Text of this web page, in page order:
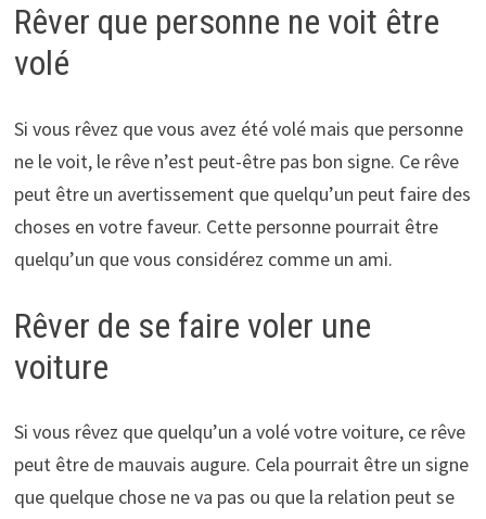
Rêver que personne ne voit être
volé
Si vous rêvez que vous avez été volé mais que personne
ne le voit, le rêve n’est peut-être pas bon signe. Ce rêve
peut être un avertissement que quelqu’un peut faire des
choses en votre faveur. Cette personne pourrait être
quelqu’un que vous considérez comme un ami.
Rêver de se faire voler une
voiture
Si vous rêvez que quelqu’un a volé votre voiture, ce rêve
peut être de mauvais augure. Cela pourrait être un signe
que quelque chose ne va pas ou que la relation peut se